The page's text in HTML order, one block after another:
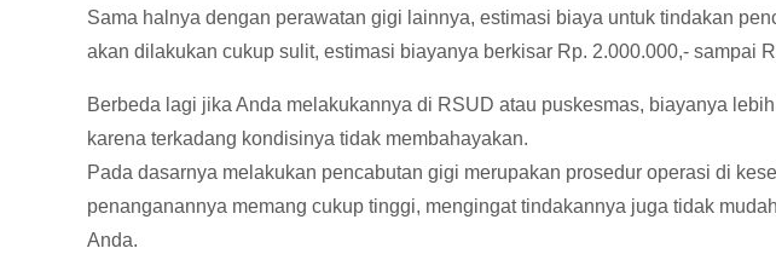
Sama halnya dengan perawatan gigi lainnya, estimasi biaya untuk tindakan
akan dilakukan cukup sulit, estimasi biayanya berkisar Rp. 2.000.000,- sampai
Berbeda lagi jika Anda melakukannya di RSUD atau puskesmas, biayanya
karena terkadang kondisinya tidak membahayakan.
Pada dasarnya melakukan pencabutan gigi merupakan prosedur operasi di
penanganannya memang cukup tinggi, mengingat tindakannya juga tidak
Anda.